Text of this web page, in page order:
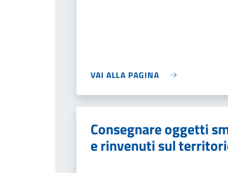
VAI ALLA PAGINA
Consegnare oggetti
e rinvenuti sul